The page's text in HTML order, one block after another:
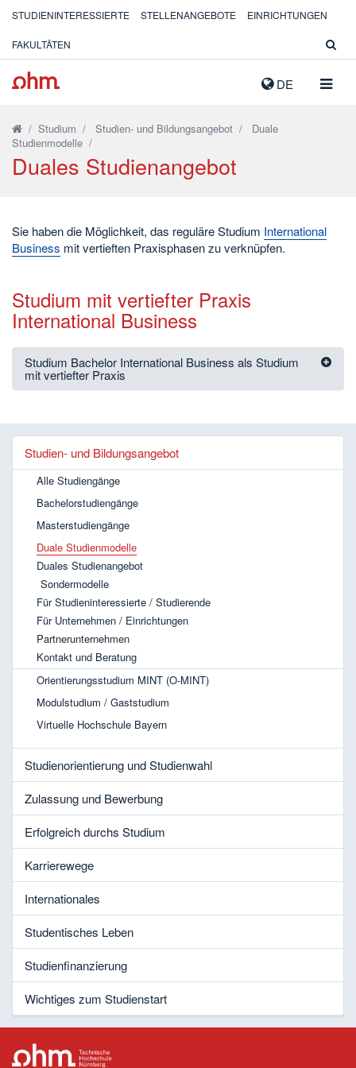
DE
STUDIENINTERESSIERTE STELLENANGEBOTE EINRICHTUNGEN
FAKULTÄTEN
/ Studium / Studien- und Bildungsangebot / Duale
Studienmodelle /
Duales Studienangebot
Sie haben die Möglichkeit, das reguläre Studium International
Business mit vertieften Praxisphasen zu verknüpfen.
Studium mit vertiefter Praxis
International Business
Studium Bachelor International Business als Studium
mit vertiefter Praxis
Studien- und Bildungsangebot
Alle Studiengänge
Bachelorstudiengänge
Masterstudiengänge
Duale Studienmodelle
Duales Studienangebot
Sondermodelle
Für Studieninteressierte / Studierende
Für Unternehmen / Einrichtungen
Partnerunternehmen
Kontakt und Beratung
Orientierungsstudium MINT (O-MINT)
Modulstudium / Gaststudium
Virtuelle Hochschule Bayern
Studienorientierung und Studienwahl
Zulassung und Bewerbung
Erfolgreich durchs Studium
Karrierewege
Internationales
Studentisches Leben
Studienfinanzierung
Wichtiges zum Studienstart